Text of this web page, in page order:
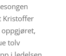
Kristoffer
tolv